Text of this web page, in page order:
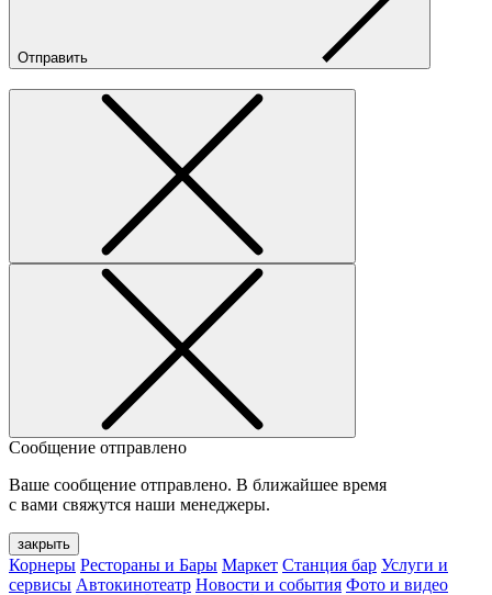
Отправить
Сообщение отправлено
Ваше сообщение отправлено. В ближайшее время
с вами свяжутся наши менеджеры.
закрыть
Корнеры Рестораны и Бары Маркет Станция бар Услуги и
сервисы Автокинотеатр Новости и события Фото и видео